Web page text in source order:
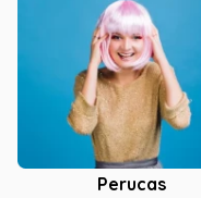
Perucas